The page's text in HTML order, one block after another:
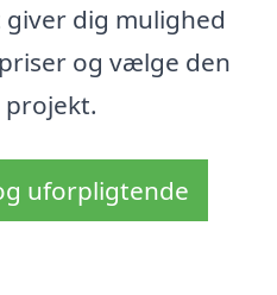
dig mulighed
og vælge den
uforpligtende